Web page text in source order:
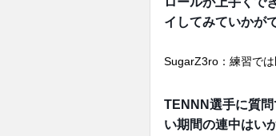
イしてみていかが
SugarZ3ro：練習で
TENNN選手に質
い期間の連中はい